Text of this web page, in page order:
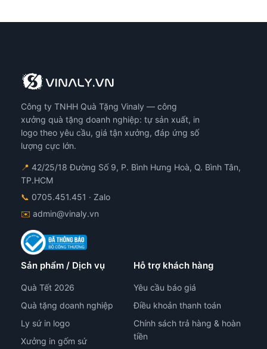
Công ty TNHH Quà Tặng Vinaly — công
xưởng quà tặng doanh nghiệp: tự sản xuất, in
logo theo yêu cầu, giá tận xưởng, đáp ứng số
lượng cực lớn.
📍 42/25/18 Đường Số 9, P. Bình Hưng Hoà, Q. Bình Tân,
TP.HCM
📞 0705.451.451 · Zalo
✉️ admin@vinaly.vn
Sản phẩm / Dịch vụ
Quà Tết 2026
Quà tặng doanh nghiệp
Ly sứ in logo
Xưởng in gốm sứ
Hỗ trợ khách hàng
Yêu cầu báo giá
Điều khoản thanh toán
Chính sách trả hàng & hoàn
tiền